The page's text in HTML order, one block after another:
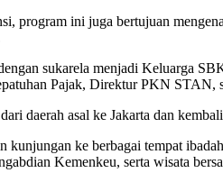
program ini juga bertujuan
sukarela menjadi Keluarga
Pajak, Direktur PKN STAN,
daerah asal ke Jakarta dan
ke berbagai tempat
Kemenkeu, serta wisata